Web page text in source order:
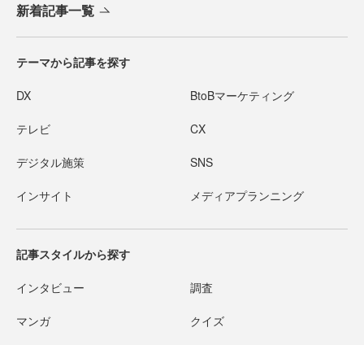
新着記事一覧
テーマから記事を探す
DX BtoBマーケティング
テレビ CX
デジタル施策 SNS
インサイト メディアプランニング
記事スタイルから探す
インタビュー 調査
マンガ クイズ